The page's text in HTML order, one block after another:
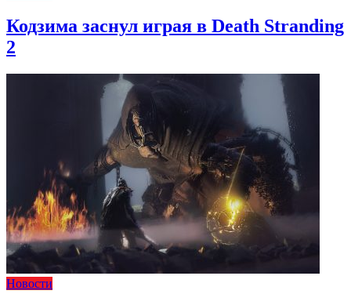
Кодзима заснул играя в Death Stranding
2
Новости